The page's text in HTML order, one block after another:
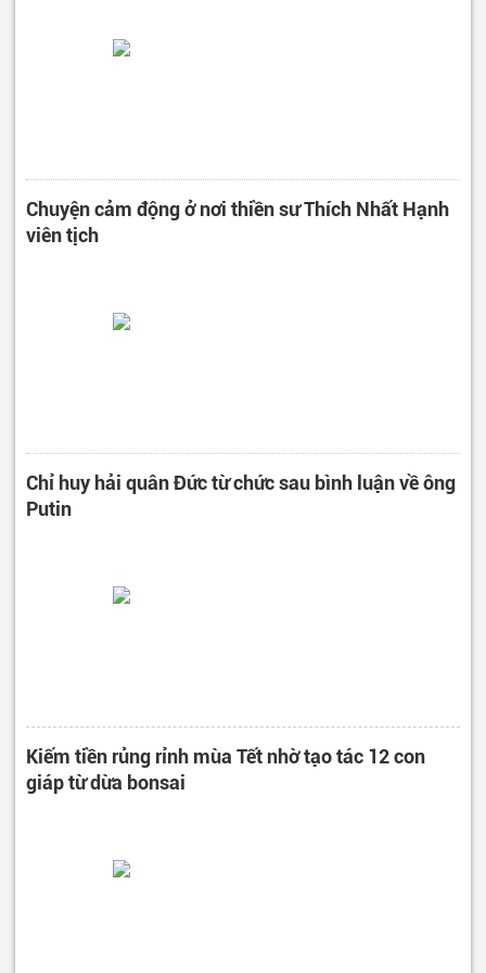
Chuyện cảm động ở nơi thiền sư Thích Nhất Hạnh
viên tịch
Chỉ huy hải quân Đức từ chức sau bình luận về ông
Putin
Kiếm tiền rủng rỉnh mùa Tết nhờ tạo tác 12 con
giáp từ dừa bonsai